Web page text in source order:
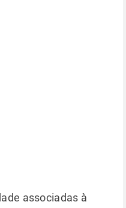
associadas à